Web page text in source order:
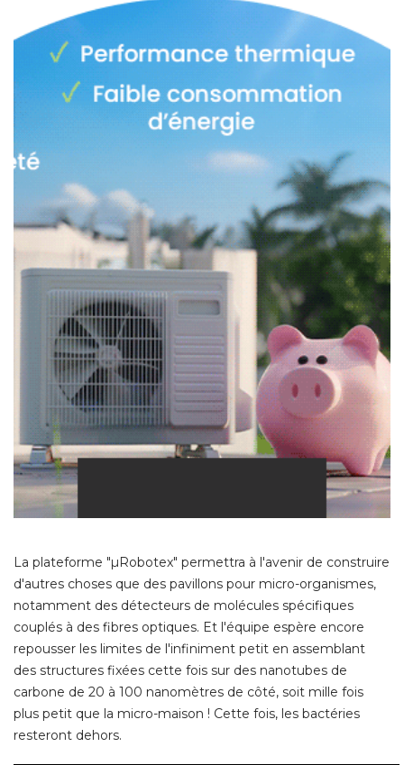
La plateforme "µRobotex" permettra à l'avenir de construire
d'autres choses que des pavillons pour micro-organismes,
notamment des détecteurs de molécules spécifiques
couplés à des fibres optiques. Et l'équipe espère encore
repousser les limites de l'infiniment petit en assemblant
des structures fixées cette fois sur des nanotubes de
carbone de 20 à 100 nanomètres de côté, soit mille fois
plus petit que la micro-maison ! Cette fois, les bactéries
resteront dehors.